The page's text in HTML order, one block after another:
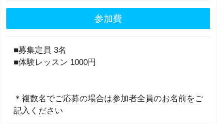
参加費
■募集定員 3名
■体験レッスン 1000円
＊複数名でご応募の場合は参加者全員のお名前をご
記入ください